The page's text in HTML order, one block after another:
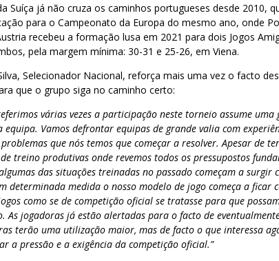
Suíça já não cruza os caminhos portugueses desde 2010,
para o Campeonato da Europa do mesmo ano, onde
recebeu a formação lusa em 2021 para dois Jogos
pela margem mínima: 30-31 e 25-26, em Viena.
Selecionador Nacional, reforça mais uma vez o facto
que o grupo siga no caminho certo:
várias vezes a participação neste torneio assume
equipa. Vamos defrontar equipas de grande valia com
que nós temos que começar a resolver. Apesar de
treino produtivas onde revemos todos os pressupostos
das situações treinadas no passado começam a surgir
determinada medida o nosso modelo de jogo começa a ficar
como se de competição oficial se tratasse para que
As jogadoras já estão alertadas para o facto de
terão uma utilização maior, mas de facto o que interessa
a pressão e a exigência da competição oficial.”